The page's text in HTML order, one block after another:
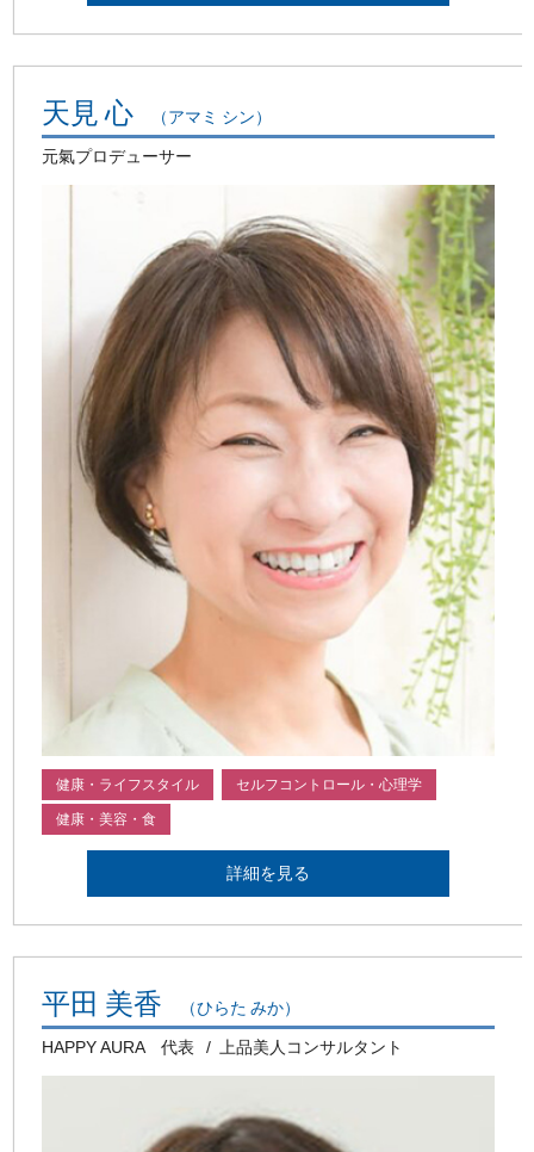
天見 心 （アマミ シン）
元氣プロデューサー
健康・ライフスタイル セルフコントロール・心理学
健康・美容・食
詳細を見る
平田 美香 （ひらた みか）
HAPPY AURA 代表 上品美人コンサルタント